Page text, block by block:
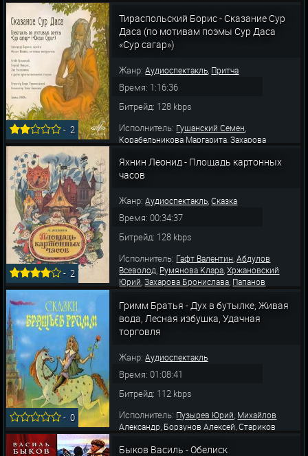
Бокарева Зинаида ,Рязанова Наталья,
Гражданкин Сергей,Захарова Наталья,Пр
-2
Тираспольский Борис - Сказание Сур
Даса (по мотивам поэмы Сур Даса
«Сур сагар»)
Жанр:Аудиоспектакль, Притча
Время: 1:16:36
Битрейд: 128 kbps
Исполнитель: Гушанский Семен,
Корабельникова Маргарита,Захарова
Сергей ,Макагонова Роза,Дубов Юрий,
Алексеев Николай
Беленький Яков,Курьянова Татьяна
Михаил ,Ахеджак
-2
Яхнин Леонид - Площадь картонных
часов
Жанр:Аудиоспектакль,Сказка
Время: 00:34:37
Битрейд: 128 kbps
Исполнитель: Гафт Валентин,Абдулов
Всеволод, Румянова Клара,Хржановский
Юрий,Захарова Бронислава, Папанов
Львов Михаил
-0
Гримм Братья - Дух в бутылке, Живая
вода, Лесная избушка, Удачная
торговля
Жанр:Аудиоспектакль
Время: 01:08:41
Битрейд: 112 kbps
Исполнитель: Пузырев Юрий, Михайлов
Александр, Борзунов Алексей,Стариков
Анатолий,Смидович Пётр,Захарова
Быков Василь - Обелиск